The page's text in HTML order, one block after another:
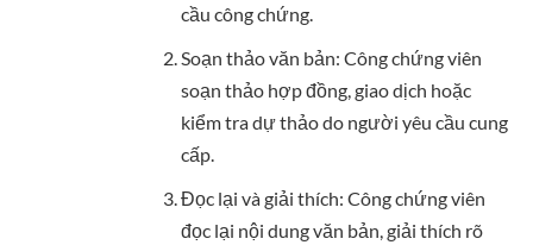
cầu công chứng.
Soạn thảo văn bản: Công chứng viên
soạn thảo hợp đồng, giao dịch hoặc
kiểm tra dự thảo do người yêu cầu cung
cấp.
Đọc lại và giải thích: Công chứng viên
đọc lại nội dung văn bản, giải thích rõ